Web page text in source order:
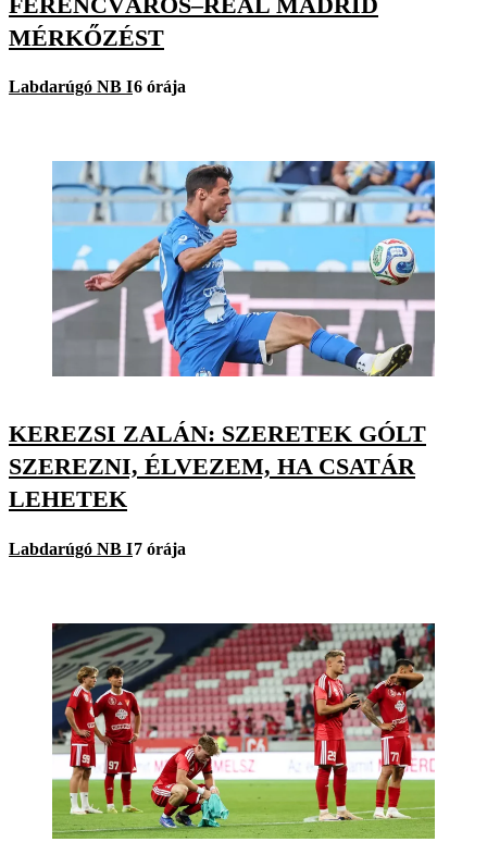
MÉRKŐZÉST
Labdarúgó NB I6 órája
KEREZSI ZALÁN: SZERETEK GÓLT
SZEREZNI, ÉLVEZEM, HA CSATÁR
LEHETEK
Labdarúgó NB I7 órája